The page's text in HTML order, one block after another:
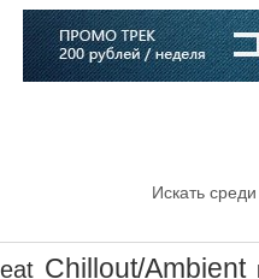
Искать
Chillout/Ambient